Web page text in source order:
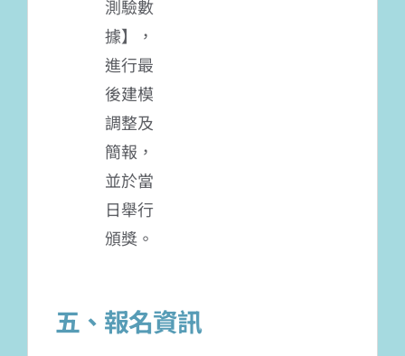
測驗數
據】，
進行最
後建模
調整及
簡報，
並於當
日舉行
頒獎。
五、報名資訊